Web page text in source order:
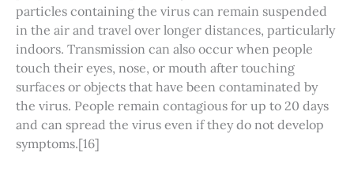
particles containing the virus can remain suspended
in the air and travel over longer distances, particularly
indoors. Transmission can also occur when people
touch their eyes, nose, or mouth after touching
surfaces or objects that have been contaminated by
the virus. People remain contagious for up to 20 days
and can spread the virus even if they do not develop
symptoms.[16]